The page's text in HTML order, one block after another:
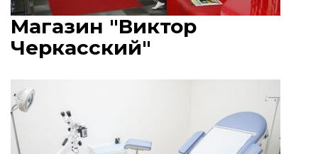
Магазин "Виктор
Черкасский"